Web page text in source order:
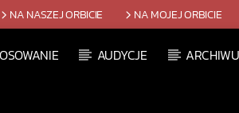
NA NASZEJ ORBICIE NA MOJEJ ORBICIE
AUDYCJE